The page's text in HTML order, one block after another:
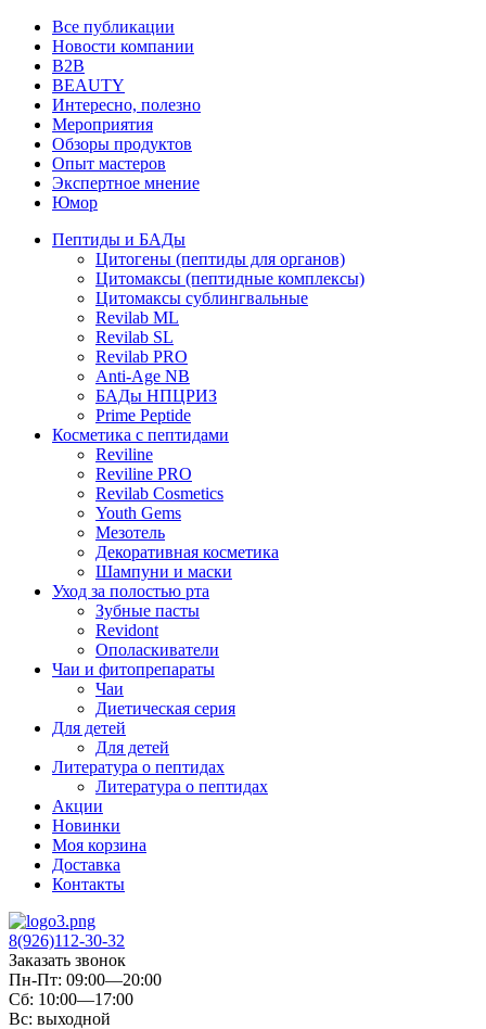
Все публикации
Новости компании
B2B
BEAUTY
Интересно, полезно
Мероприятия
Обзоры продуктов
Опыт мастеров
Экспертное мнение
Юмор
Пептиды и БАДы
Цитогены (пептиды для органов)
Цитомаксы (пептидные комплексы)
Цитомаксы сублингвальные
Revilab ML
Revilab SL
Revilab PRO
Anti-Age NB
БАДы НПЦРИЗ
Prime Peptide
Косметика с пептидами
Reviline
Reviline PRO
Revilab Cosmetics
Youth Gems
Мезотель
Декоративная косметика
Шампуни и маски
Уход за полостью рта
Зубные пасты
Revidont
Ополаскиватели
Чаи и фитопрепараты
Чаи
Диетическая серия
Для детей
Для детей
Литература о пептидах
Литература о пептидах
Акции
Новинки
Моя корзина
Доставка
Контакты
8(926)112-30-32
Заказать звонок
Пн-Пт: 09:00—20:00
Сб: 10:00—17:00
Вс: выходной